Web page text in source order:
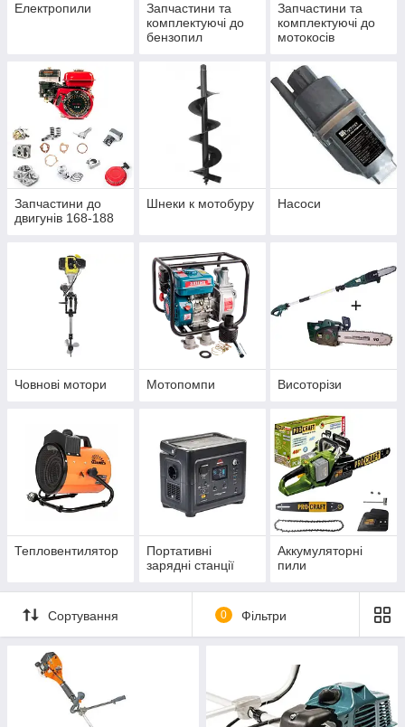
Електропили
Запчастини та
комплектуючі до
бензопил
Запчастини та
комплектуючі до
мотокосів
Запчастини до
двигунів 168-188
Шнеки к мотобуру Насоси
Човнові мотори Мотопомпи Висоторізи
Тепловентилятор
Портативні
зарядні станції
Аккумуляторні
пили
Сортування 0 Фільтри